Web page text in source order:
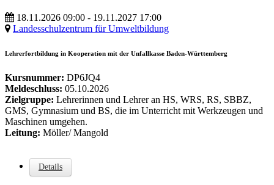
18.11.2026 09:00 - 19.11.2027 17:00
Landesschulzentrum für Umweltbildung
Lehrerfortbildung in Kooperation mit der Unfallkasse Baden-Württemberg
Kursnummer: DP6JQ4
Meldeschluss: 05.10.2026
Zielgruppe: Lehrerinnen und Lehrer an HS, WRS, RS, SBBZ,
GMS, Gymnasium und BS, die im Unterricht mit Werkzeugen und
Maschinen umgehen.
Leitung: Möller/ Mangold
Details